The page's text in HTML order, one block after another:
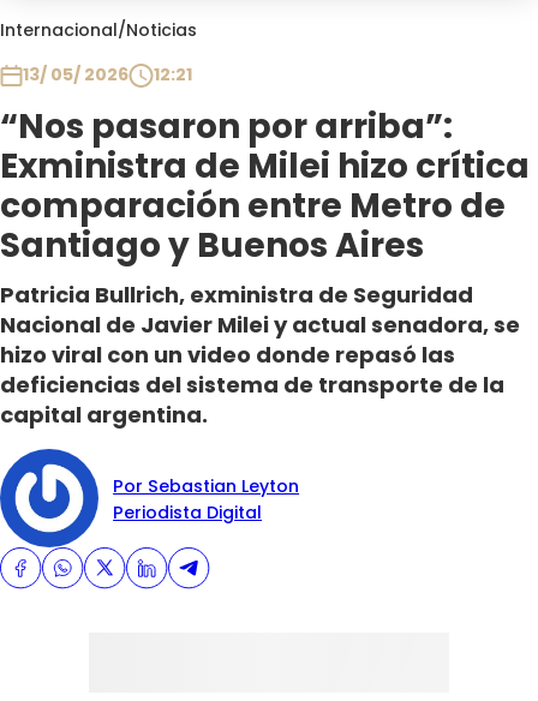
Internacional/Noticias
13/ 05/ 2026
12:21
“Nos pasaron por arriba”:
Exministra de Milei hizo crítica
comparación entre Metro de
Santiago y Buenos Aires
Patricia Bullrich, exministra de Seguridad
Nacional de Javier Milei y actual senadora, se
hizo viral con un video donde repasó las
deficiencias del sistema de transporte de la
capital argentina.
Por Sebastian Leyton
Periodista Digital
Club De La Comedia
Plan Perfecto
El Tiempo
Sabingo
Todos Los Programas